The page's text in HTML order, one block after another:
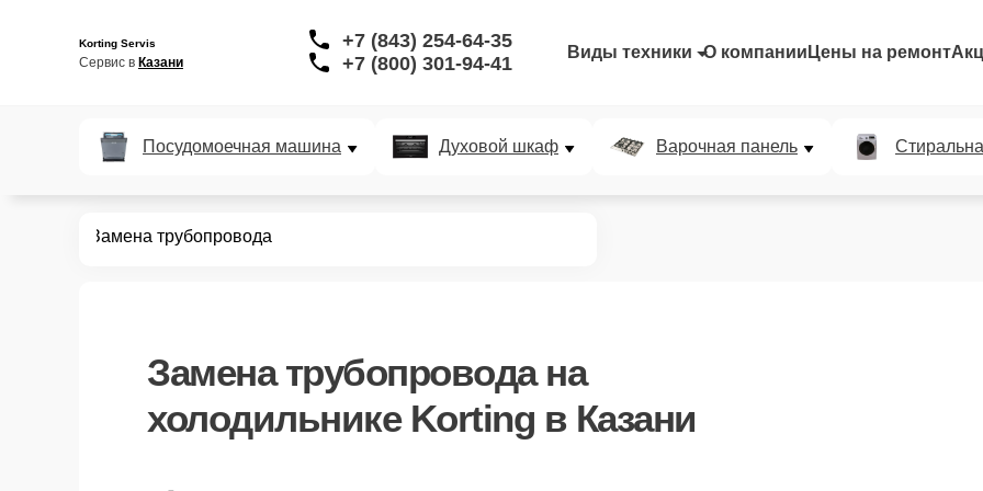
Korting Servis
Сервис в Казани
+7 (843) 254-64-35
+7 (800) 301-94-41
Виды техники О компании Цены на ремонт
Посудомоечная машина Духовой шкаф Варочная панель
Замена трубопровода
Замена трубопроводана
холодильнике Korting в Казани